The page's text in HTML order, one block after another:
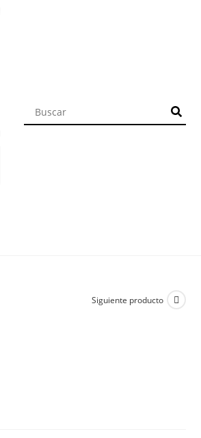
Siguiente producto